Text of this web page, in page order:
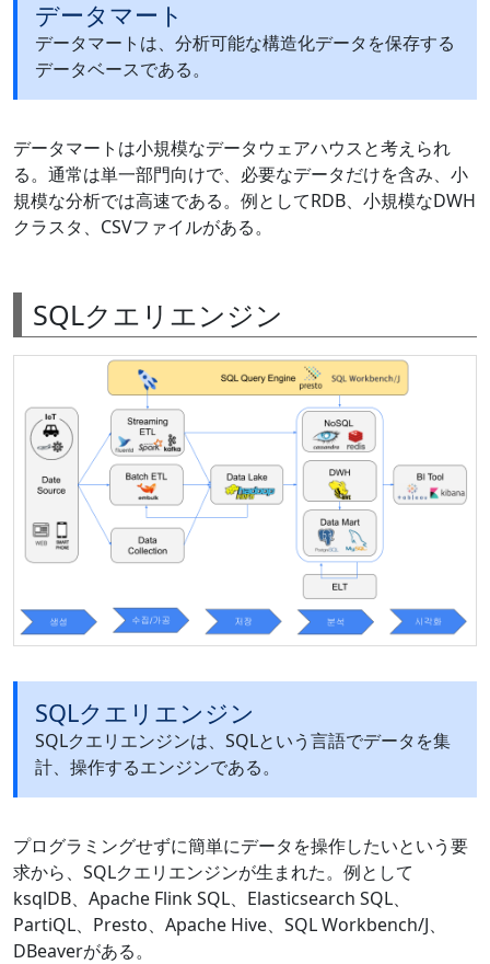
データマート
データマートは、分析可能な構造化データを保存する
データベースである。
データマートは小規模なデータウェアハウスと考えられ
る。通常は単一部門向けで、必要なデータだけを含み、小
規模な分析では高速である。例としてRDB、小規模なDWH
クラスタ、CSVファイルがある。
SQLクエリエンジン
SQLクエリエンジン
SQLクエリエンジンは、SQLという言語でデータを集
計、操作するエンジンである。
プログラミングせずに簡単にデータを操作したいという要
求から、SQLクエリエンジンが生まれた。例として
ksqlDB、Apache Flink SQL、Elasticsearch SQL、
PartiQL、Presto、Apache Hive、SQL Workbench/J、
DBeaverがある。